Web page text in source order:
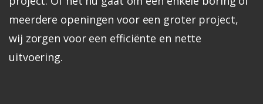
meerdere openingen voor een groter project,
wij zorgen voor een efficiënte en nette
uitvoering.